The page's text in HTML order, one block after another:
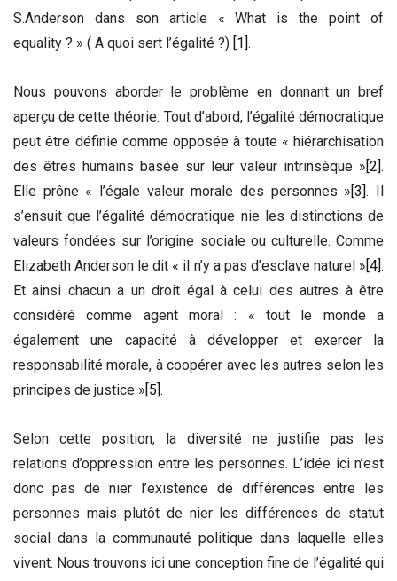
S.Anderson dans son article « What is the point of
equality ? » ( A quoi sert l’égalité ?) [1].
Nous pouvons aborder le problème en donnant un bref
aperçu de cette théorie. Tout d’abord, l’égalité démocratique
peut être définie comme opposée à toute « hiérarchisation
des êtres humains basée sur leur valeur intrinsèque »[2].
Elle prône « l’égale valeur morale des personnes »[3]. Il
s’ensuit que l’égalité démocratique nie les distinctions de
valeurs fondées sur l’origine sociale ou culturelle. Comme
Elizabeth Anderson le dit « il n’y a pas d’esclave naturel »[4].
Et ainsi chacun a un droit égal à celui des autres à être
considéré comme agent moral : « tout le monde a
également une capacité à développer et exercer la
responsabilité morale, à coopérer avec les autres selon les
principes de justice »[5].
Selon cette position, la diversité ne justifie pas les
relations d’oppression entre les personnes. L’idée ici n’est
donc pas de nier l’existence de différences entre les
personnes mais plutôt de nier les différences de statut
social dans la communauté politique dans laquelle elles
vivent. Nous trouvons ici une conception fine de l’égalité qui